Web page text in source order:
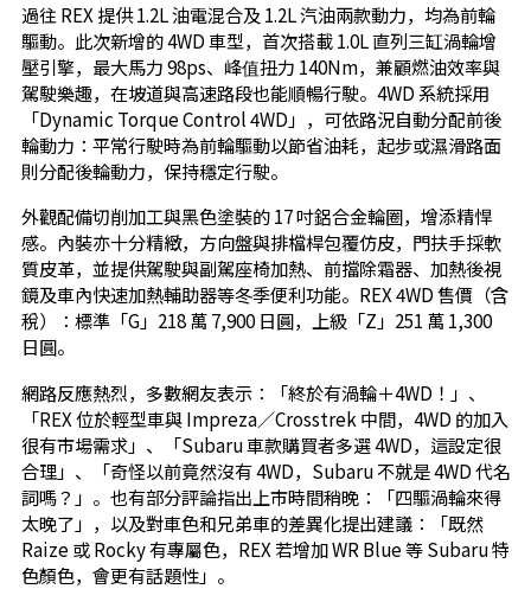
過往 REX 提供 1.2L 油電混合及 1.2L 汽油兩款動力，均為前輪
驅動。此次新增的 4WD 車型，首次搭載 1.0L 直列三缸渦輪增
壓引擎，最大馬力 98ps、峰值扭力 140Nm，兼顧燃油效率與
駕駛樂趣，在坡道與高速路段也能順暢行駛。4WD 系統採用
「Dynamic Torque Control 4WD」，可依路況自動分配前後
輪動力：平常行駛時為前輪驅動以節省油耗，起步或濕滑路面
則分配後輪動力，保持穩定行駛。
外觀配備切削加工與黑色塗裝的 17 吋鋁合金輪圈，增添精悍
感。內裝亦十分精緻，方向盤與排檔桿包覆仿皮，門扶手採軟
質皮革，並提供駕駛與副駕座椅加熱、前擋除霜器、加熱後視
鏡及車內快速加熱輔助器等冬季便利功能。REX 4WD 售價（含
稅）：標準「G」218 萬 7,900 日圓，上級「Z」251 萬 1,300
日圓。
網路反應熱烈，多數網友表示：「終於有渦輪＋4WD！」、
「REX 位於輕型車與 Impreza／Crosstrek 中間，4WD 的加入
很有市場需求」、「Subaru 車款購買者多選 4WD，這設定很
合理」、「奇怪以前竟然沒有 4WD，Subaru 不就是 4WD 代名
詞嗎？」。也有部分評論指出上市時間稍晚：「四驅渦輪來得
太晚了」，以及對車色和兄弟車的差異化提出建議：「既然
Raize 或 Rocky 有專屬色，REX 若增加 WR Blue 等 Subaru 特
色顏色，會更有話題性」。